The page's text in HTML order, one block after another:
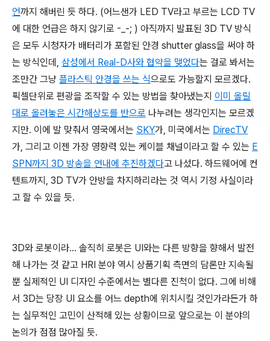
언까지 해버린 듯 하다. (어느샌가 LED TV라고 부르는 LCD TV
에 대한 언급은 하지 않기로 -_-; ) 아직까지 발표된 3D TV 방식
은 모두 시청자가 배터리가 포함된 안경 shutter glass을 써야 하
는 방식인데, 삼성에서 Real-D사와 협약을 맺었다는 걸로 봐서는
조만간 그냥 플라스틱 안경을 쓰는 식으로도 가능할지 모르겠다.
픽셀단위로 편광을 조작할 수 있는 방법을 찾아냈는지 이미 올릴
대로 올려놓은 시간해상도를 반으로 나누려는 생각인지는 모르겠
지만. 이에 발 맞춰서 영국에서는 SKY가, 미국에서는 DirecTV
가, 그리고 이젠 가장 영향력 있는 케이블 채널이라고 할 수 있는 E
SPN까지 3D 방송을 연내에 추진하겠다고 나섰다. 하드웨어에 컨
텐트까지, 3D TV가 안방을 차지하리라는 것 역시 기정 사실이라
고 할 수 있을 듯.
3D와 로봇이라... 솔직히 로봇은 UI와는 다른 방향을 향해서 발전
해 나가는 것 같고 HRI 분야 역시 상품기획 측면의 담론만 지속될
뿐 실제적인 UI 디자인 수준에서는 별다른 진척이 없다. 그에 비해
서 3D는 당장 UI 요소를 어느 depth에 위치시킬 것인가라든가 하
는 실무적인 고민이 산적해 있는 상황이므로 앞으로는 이 분야의
논의가 점점 많아질 듯.